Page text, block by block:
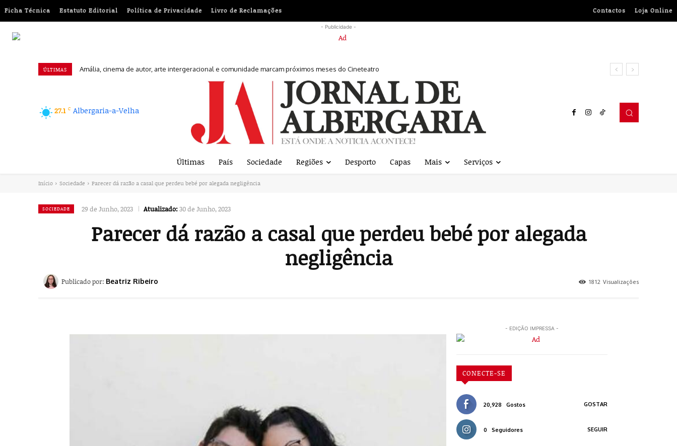
Contactos Loja Online
Ficha Técnica Estatuto Editorial Política de Privacidade Livro de Reclamações
- Publicidade -
ÚLTIMAS Amália, cinema de autor, arte intergeracional e comunidade marcam próximos meses do Cineteatro
Euromilhões: Conheça a chave vencedora desta sexta-feira
27.1 C Albergaria-a-Velha
Últimas País Sociedade Regiões Desporto Capas Mais Serviços
Início Sociedade Parecer dá razão a casal que perdeu bebé por alegada negligência
SOCIEDADE 29 de Junho, 2023 Atualizado:30 de Junho, 2023
Parecer dá razão a casal que perdeu bebé por alegada
negligência
1812 Visualizações
Publicado por: Beatriz Ribeiro
- EDIÇÃO IMPRESSA -
CONECTE-SE
20,928 Gostos GOSTAR
0 Seguidores SEGUIR